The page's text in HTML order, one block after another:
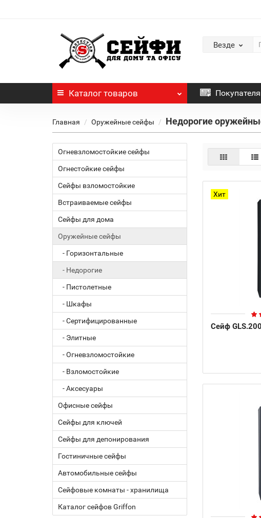
Везде
Каталог товаров
Главная Оружейные сейфы Недорогие
Огневзломостойкие сейфы
Огнестойкие сейфы
Сейфы взломостойкие
Встраиваемые сейфы
Сейфы для дома
Оружейные сейфы
- Горизонтальные
- Недорогие
- Пистолетные
- Шкафы
- Сертифицированные
- Элитные
- Огневзломостойкие
- Взломостойкие
- Аксесуары
Офисные сейфы
Сейфы для ключей
Сейфы для депонирования
Гостиничные сейфы
Автомобильные сейфы
Сейфовые комнаты - хранилища
Каталог сейфов Griffon
Хит
Сейф